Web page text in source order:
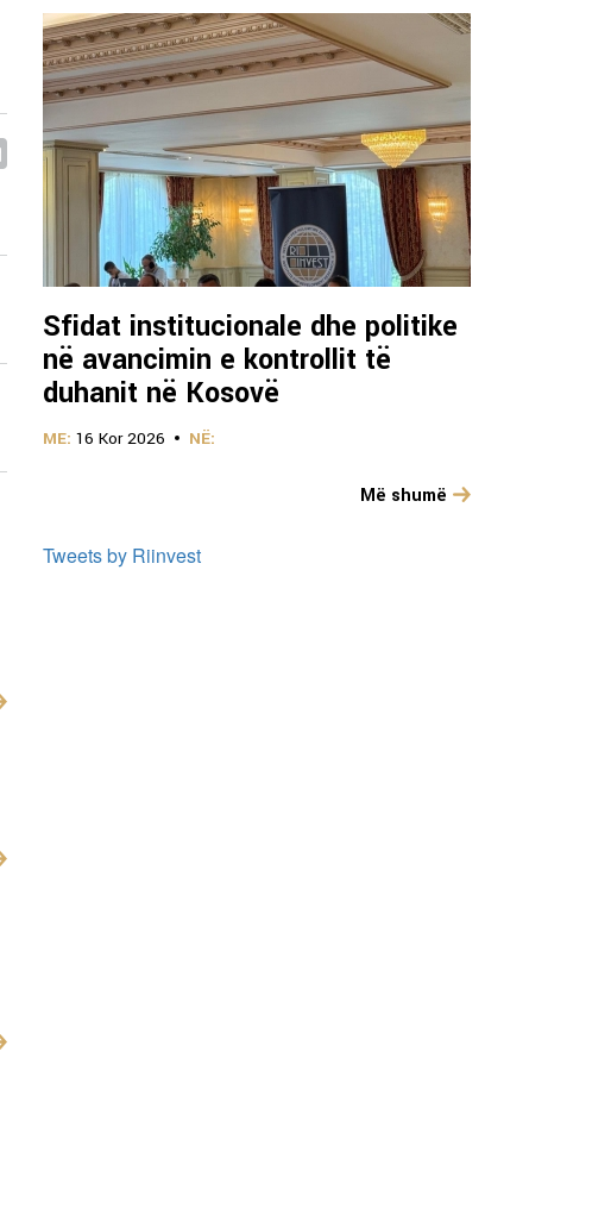
Sfidat institucionale dhe politike
në avancimin e kontrollit të
duhanit në Kosovë
ME: 16 Kor 2026 NË:
Më shumë
Tweets by Riinvest